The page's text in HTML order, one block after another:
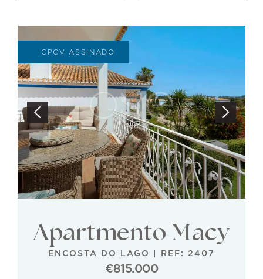
CPCV ASSINADO
Apartmento Macy
ENCOSTA DO LAGO REF: 2407
€815.000